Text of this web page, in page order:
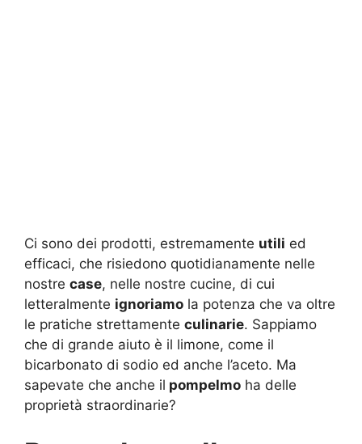
Ci sono dei prodotti, estremamente utili ed
efficaci, che risiedono quotidianamente nelle
nostre case, nelle nostre cucine, di cui
letteralmente ignoriamo la potenza che va oltre
le pratiche strettamente culinarie. Sappiamo
che di grande aiuto è il limone, come il
bicarbonato di sodio ed anche l’aceto. Ma
sapevate che anche il pompelmo ha delle
proprietà straordinarie?